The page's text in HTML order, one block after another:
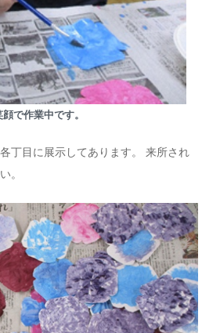
顔で作業中です。
丁目に展示してあります。 来所され
。